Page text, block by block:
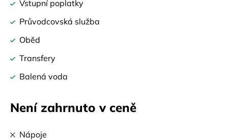
Vstupní poplatky
Průvodcovská služba
Oběd
Transfery
Balená voda
Není zahrnuto v ceně
Nápoje